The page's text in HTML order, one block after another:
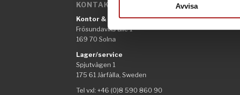
till de sociala medier och annons-
med annan information som du
Avvisa
KONTAKTINFORMATION
Kontor & Säljavdelning
Frösundaviks allé 1
169 70 Solna
Lager/service
Spjutvägen 1
175 61 Järfälla, Sweden
Tel vxl: +46 (0)8 590 860 90